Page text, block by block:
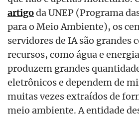
artigoda UNEP (Programa
para o Meio Ambiente), os
servidores de IA são grandes
recursos, como água e
produzem grandes
eletrônicos e dependem de
muitas vezes extraídos de
meio ambiente. A entidade